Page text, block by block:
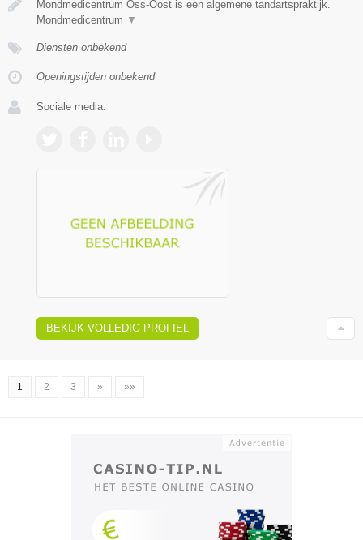
Mondmedicentrum Oss-Oost is een algemene tandartspraktijk.
Mondmedicentrum ▼
Diensten onbekend
Openingstijden onbekend
Sociale media:
BEKIJK VOLLEDIG PROFIEL
1 2 3 » »»